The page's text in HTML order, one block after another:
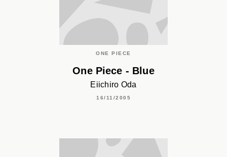
ONE PIECE
One Piece - Blue
Eiichiro Oda
16/11/2005